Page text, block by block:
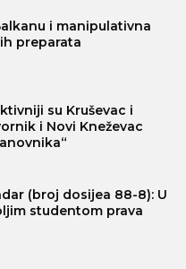
i manipulativna
preparata
su Kruševac i
i Novi Kneževac
(broj dosijea 88-8): U
studentom prava